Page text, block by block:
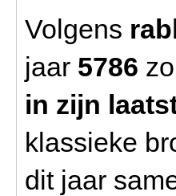
Volgens
jaar 5786
in zijn
klassieke
dit jaar